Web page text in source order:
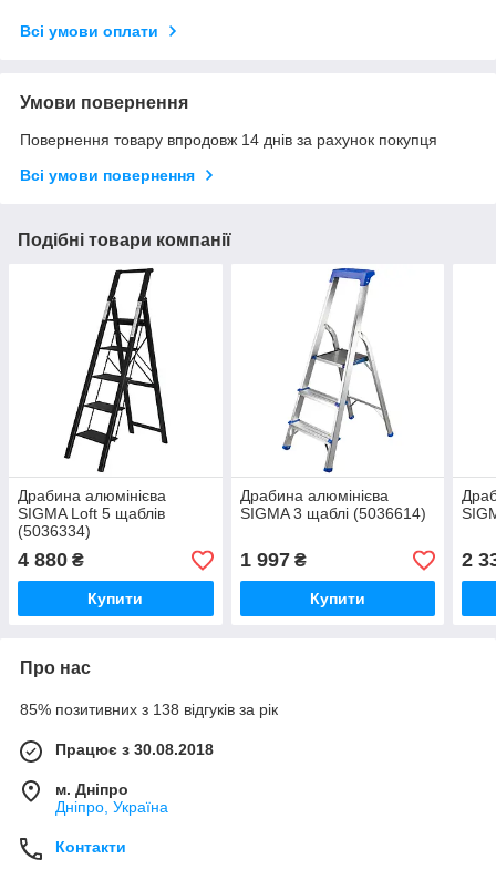
Всі умови оплати
Умови повернення
Повернення товару впродовж 14 днів за рахунок покупця
Всі умови повернення
Подібні товари компанії
Драбина алюмінієва
SIGMA Loft 5 щаблів
(5036334)
4 880 ₴
Купити
Драбина алюмінієва
SIGMA 3 щаблі (5036614)
1 997₴
Купити
2
Про нас
85% позитивних з 138 відгуків за рік
Працює з 30.08.2018
м. Дніпро
Дніпро, Україна
Контакти